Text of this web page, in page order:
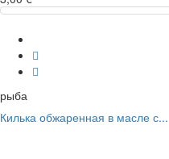
рыба
Килька обжаренная в масле с...